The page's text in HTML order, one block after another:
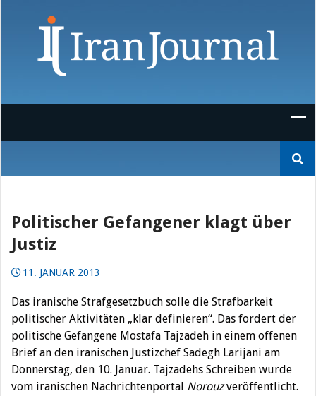
nach:
Politischer Gefangener klagt über
Justiz
11. JANUAR 2013
Das iranische Strafgesetzbuch solle die Strafbarkeit
politischer Aktivitäten „klar definieren“. Das fordert der
politische Gefangene Mostafa Tajzadeh in einem offenen
Brief an den iranischen Justizchef Sadegh Larijani am
Donnerstag, den 10. Januar. Tajzadehs Schreiben wurde
vom iranischen Nachrichtenportal Norouzveröffentlicht.